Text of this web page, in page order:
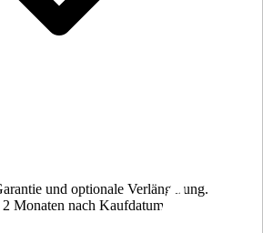
und optionale Verlängerung.
Monaten nach Kaufdatum.